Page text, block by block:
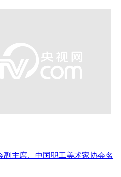
副主席、中国职工美术家协会名